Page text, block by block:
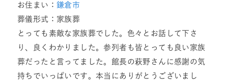
お住まい： 鎌倉市
葬儀形式：家族葬
とっても素敵な家族葬でした。色々とお話して下さ
り、良くわかりました。参列者も皆とっても良い家族
葬だったと言ってました。館長の萩野さんに感謝の気
持ちでいっぱいです。本当にありがとうございまし